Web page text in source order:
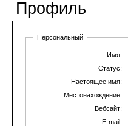
Профиль
Персональный
Имя:
Статус:
Настоящее имя:
Местонахождение:
Вебсайт:
E-mail: